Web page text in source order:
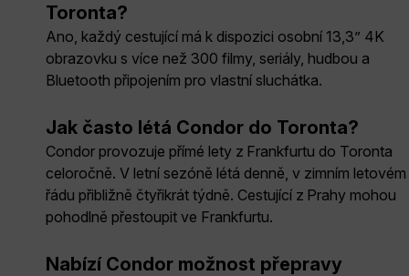
Toronta?
Ano, každý cestující má k dispozici osobní 13,3” 4K
obrazovku s více než 300 filmy, seriály, hudbou a
Bluetooth připojením pro vlastní sluchátka.
Jak často létá Condor do Toronta?
Condor provozuje přímé lety z Frankfurtu do Toronta
celoročně. V letní sezóně létá denně, v zimním letovém
řádu přibližně čtyřikrát týdně. Cestující z Prahy mohou
pohodlně přestoupit ve Frankfurtu.
Nabízí Condor možnost přepravy